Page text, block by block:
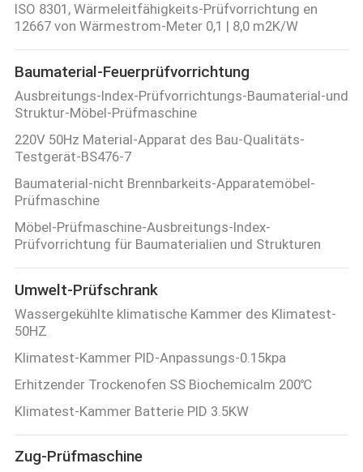
ISO 8301, Wärmeleitfähigkeits-Prüfvorrichtung en
12667 von Wärmestrom-Meter 0,1 | 8,0 m2K/W
Baumaterial-Feuerprüfvorrichtung
Ausbreitungs-Index-Prüfvorrichtungs-Baumaterial-und
Struktur-Möbel-Prüfmaschine
220V 50Hz Material-Apparat des Bau-Qualitäts-
Testgerät-BS476-7
Baumaterial-nicht Brennbarkeits-Apparatemöbel-
Prüfmaschine
Möbel-Prüfmaschine-Ausbreitungs-Index-
Prüfvorrichtung für Baumaterialien und Strukturen
Umwelt-Prüfschrank
Wassergekühlte klimatische Kammer des Klimatest-
50HZ
Klimatest-Kammer PID-Anpassungs-0.15kpa
Erhitzender Trockenofen SS Biochemicalm 200℃
Klimatest-Kammer Batterie PID 3.5KW
Zug-Prüfmaschine